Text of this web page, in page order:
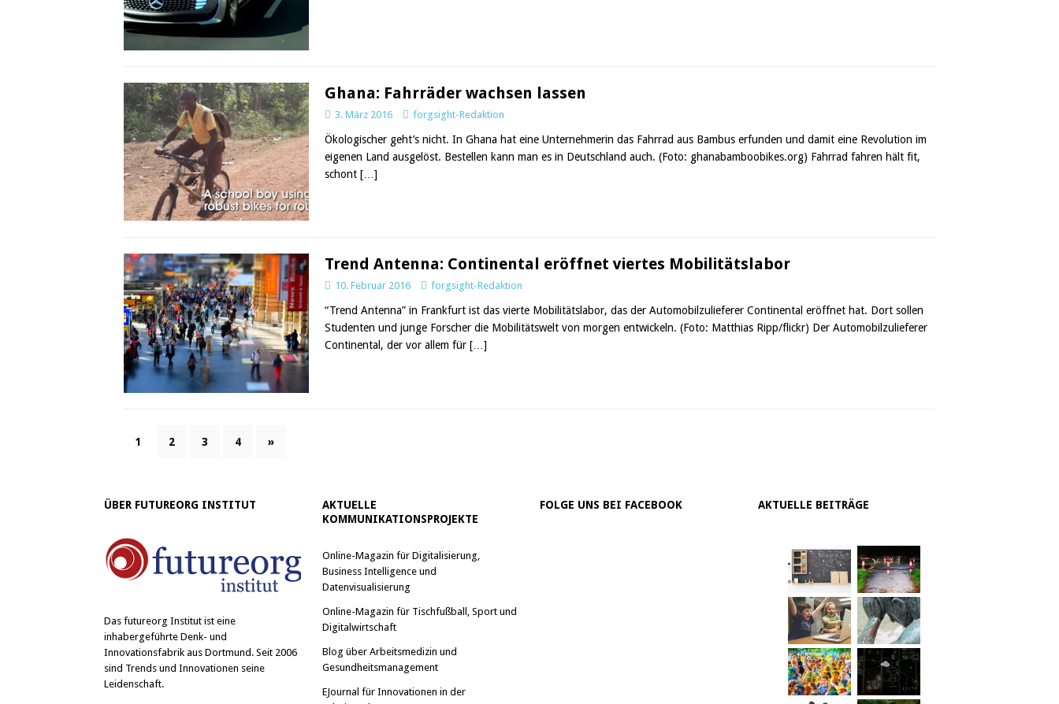
Ghana: Fahrräder wachsen lassen
3. März 2016 forgsight-Redaktion
Ökologischer geht’s nicht. In Ghana hat eine Unternehmerin das Fahrrad aus Bambus erfunden und damit eine Revolution im
eigenen Land ausgelöst. Bestellen kann man es in Deutschland auch. (Foto: ghanabamboobikes.org) Fahrrad fahren hält fit,
schont […]
Trend Antenna: Continental eröffnet viertes Mobilitätslabor
10. Februar 2016 forgsight-Redaktion
“Trend Antenna” in Frankfurt ist das vierte Mobilitätslabor, das der Automobilzulieferer Continental eröffnet hat. Dort sollen
Studenten und junge Forscher die Mobilitätswelt von morgen entwickeln. (Foto: Matthias Ripp/flickr) Der Automobilzulieferer
Continental, der vor allem für […]
1 2 3 4 »
ÜBER FUTUREORG INSTITUT
Das futureorg Institut ist eine
inhabergeführte Denk- und
Innovationsfabrik aus Dortmund. Seit 2006
sind Trends und Innovationen seine
Leidenschaft.
AKTUELLE
KOMMUNIKATIONSPROJEKTE
Online-Magazin für Digitalisierung,
Business Intelligence und
Datenvisualisierung
Online-Magazin für Tischfußball, Sport und
Digitalwirtschaft
Blog über Arbeitsmedizin und
Gesundheitsmanagement
EJournal für Innovationen in der
FOLGE UNS BEI FACEBOOK AKTUELLE BEITRÄGE